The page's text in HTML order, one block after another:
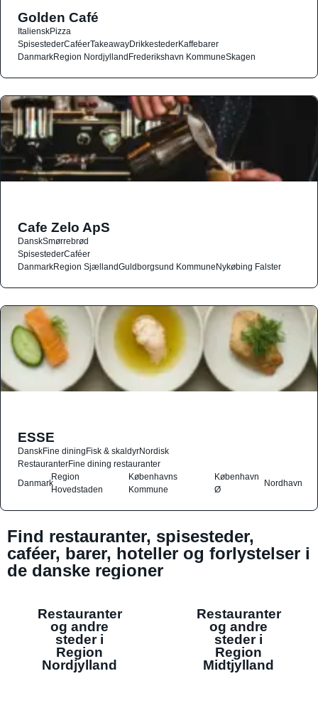
Golden Café
ItalienskPizza
SpisestederCaféerTakeawayDrikkestederKaffebarer
DanmarkRegion NordjyllandFrederikshavn KommuneSkagen
Cafe Zelo ApS
DanskSmørrebrød
SpisestederCaféer
DanmarkRegion SjællandGuldborgsund KommuneNykøbing Falster
ESSE
DanskFine diningFisk & skaldyrNordisk
RestauranterFine dining restauranter
Danmark
Region
Hovedstaden
Københavns
Kommune
København
Ø
Nordhavn
Find restauranter, spisesteder,
caféer, barer, hoteller og forlystelser i
de danske regioner
Restauranter
og andre
steder i
Region
Nordjylland
Restauranter
og andre
steder i
Region
Midtjylland